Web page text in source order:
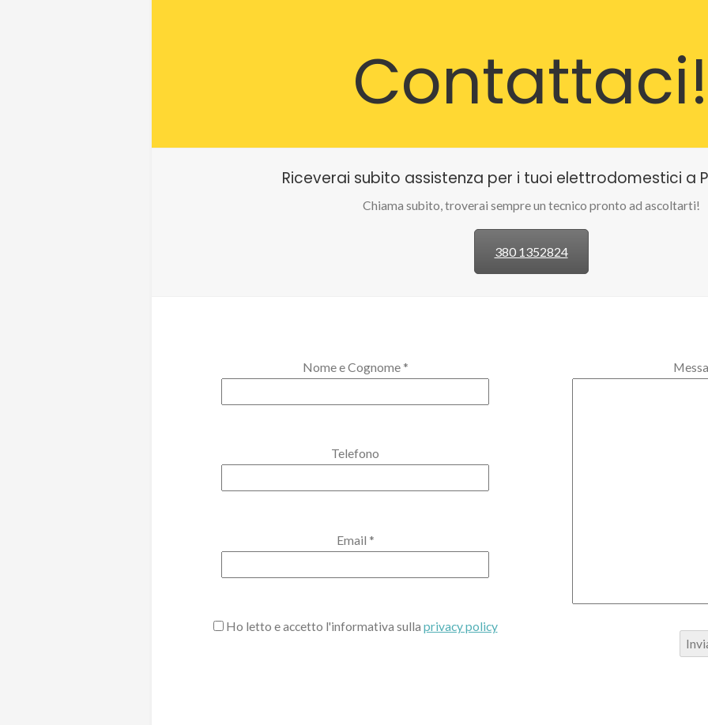
Contattaci!
Riceverai subito assistenza per i tuoi elettrodomestici a
Chiama subito, troverai sempre un tecnico pronto ad ascoltarti!
380 1352824
Nome e Cognome *
Telefono
Email *
Ho letto e accetto l'informativa sulla privacy policy